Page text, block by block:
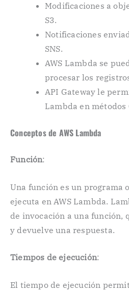
Modificaciones a
S3.
Notificaciones
SNS.
AWS Lambda se
procesar los
API Gateway le
Lambda en métodos
Conceptos de AWS Lambda
Función:
Una función es un programa
ejecuta en AWS Lambda.
de invocación a una función,
y devuelve una respuesta.
Tiempos de ejecución:
El tiempo de ejecución